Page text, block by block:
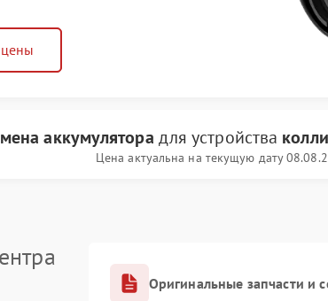
аккумулятора для устройства
Цена актуальна на текущую дату
Оригинальные запчасти и